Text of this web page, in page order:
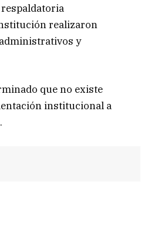
realizaron
y
que no existe
institucional a